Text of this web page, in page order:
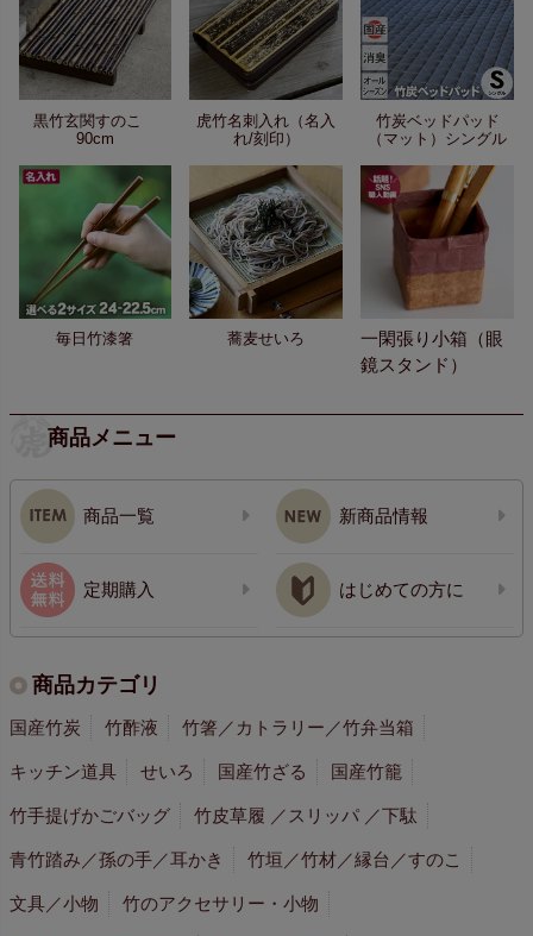
黒竹玄関すのこ
90cm
虎竹名刺入れ（名入
れ/刻印）
竹炭ベッドパッド
（マット）シングル
毎日竹漆箸 蕎麦せいろ
一閑張り小箱（眼
鏡スタンド）
商品メニュー
商品一覧 新商品情報
定期購入 はじめての方に
商品カテゴリ
国産竹炭 竹酢液 竹箸／カトラリー／竹弁当箱
キッチン道具 せいろ 国産竹ざる 国産竹籠
竹手提げかごバッグ 竹皮草履 ／スリッパ ／下駄
青竹踏み／孫の手／耳かき 竹垣／竹材／縁台／すのこ
文具／小物 竹のアクセサリー・小物